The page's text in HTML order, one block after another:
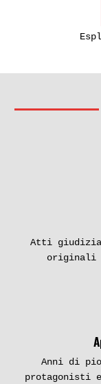
Atti
originali
Anni di
protagonisti e